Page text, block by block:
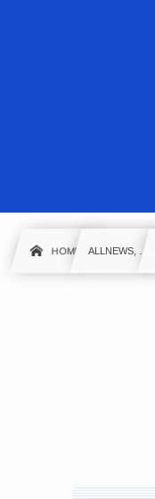
HOME ALLNEWS, …